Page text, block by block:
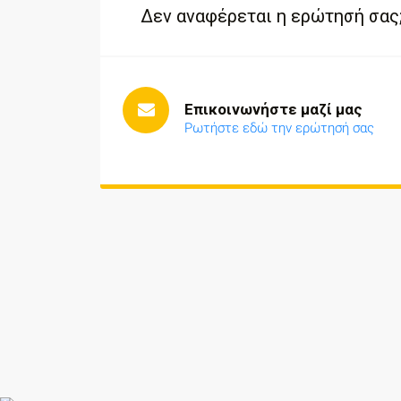
Δεν αναφέρεται η ερώτησή
Επικοινωνήστε μαζί μας
Ρωτήστε εδώ την ερώτησή σας